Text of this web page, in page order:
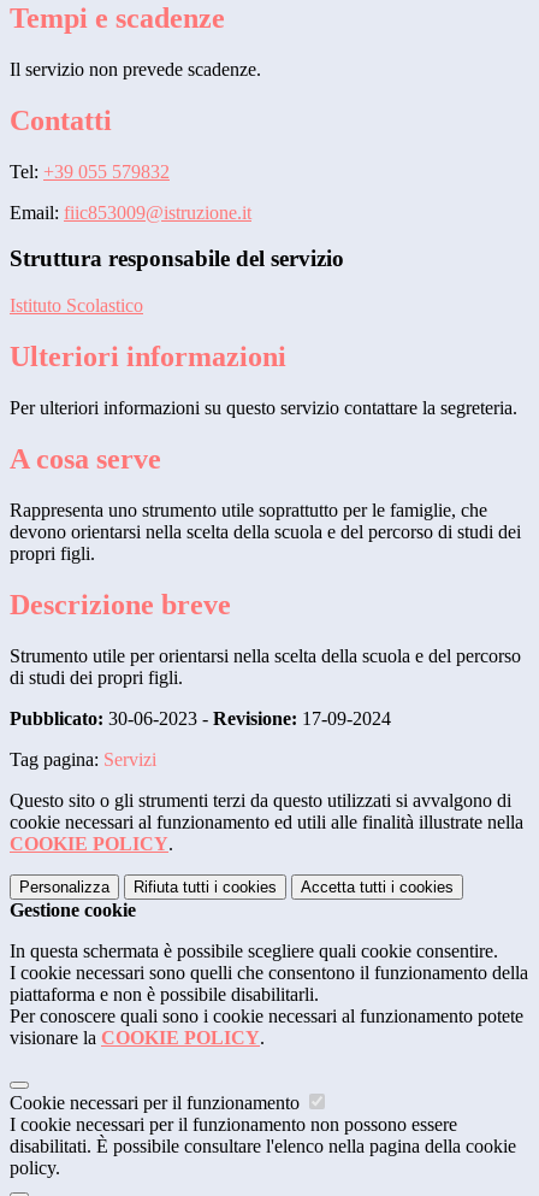
Tempi e scadenze
Il servizio non prevede scadenze.
Contatti
Tel: +39 055 579832
Email: fiic853009@istruzione.it
Struttura responsabile del servizio
Istituto Scolastico
Ulteriori informazioni
Per ulteriori informazioni su questo servizio contattare la segreteria.
A cosa serve
Rappresenta uno strumento utile soprattutto per le famiglie, che
devono orientarsi nella scelta della scuola e del percorso di studi dei
propri figli.
Descrizione breve
Strumento utile per orientarsi nella scelta della scuola e del percorso
di studi dei propri figli.
Pubblicato: 30-06-2023 - Revisione: 17-09-2024
Tag pagina: Servizi
Questo sito o gli strumenti terzi da questo utilizzati si avvalgono di
cookie necessari al funzionamento ed utili alle finalità illustrate nella
COOKIE POLICY.
Personalizza Rifiuta tutti i cookies Accetta tutti i cookies
Gestione cookie
In questa schermata è possibile scegliere quali cookie consentire.
I cookie necessari sono quelli che consentono il funzionamento della
piattaforma e non è possibile disabilitarli.
Per conoscere quali sono i cookie necessari al funzionamento potete
visionare la COOKIE POLICY.
Cookie necessari per il funzionamento
I cookie necessari per il funzionamento non possono essere
disabilitati. È possibile consultare l'elenco nella pagina della cookie
policy.